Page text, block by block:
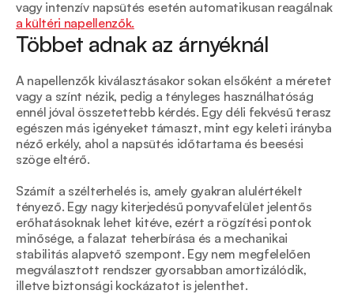
a kültéri napellenzők.
Többet adnak az árnyéknál
A napellenzők kiválasztásakor sokan elsőként a méretet
vagy a színt nézik, pedig a tényleges használhatóság
ennél jóval összetettebb kérdés. Egy déli fekvésű terasz
egészen más igényeket támaszt, mint egy keleti irányba
néző erkély, ahol a napsütés időtartama és beesési
szöge eltérő.
Számít a szélterhelés is, amely gyakran alulértékelt
tényező. Egy nagy kiterjedésű ponyvafelület jelentős
erőhatásoknak lehet kitéve, ezért a rögzítési pontok
minősége, a falazat teherbírása és a mechanikai
stabilitás alapvető szempont. Egy nem megfelelően
megválasztott rendszer gyorsabban amortizálódik,
illetve biztonsági kockázatot is jelenthet.